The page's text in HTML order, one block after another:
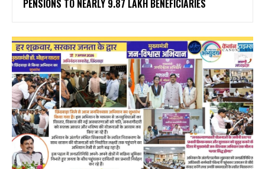
PENSIONS TO NEARLY 9.87 LAKH BENEFICIARIES